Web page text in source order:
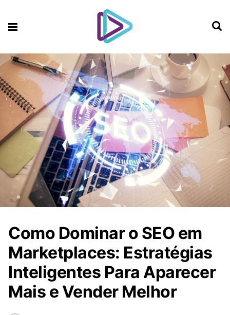
Como Dominar o SEO em
Marketplaces: Estratégias
Inteligentes Para Aparecer
Mais e Vender Melhor